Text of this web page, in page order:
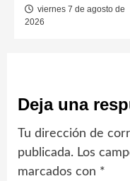
viernes 7 de agosto de
2026
Deja una
Tu dirección de
publicada. Los
marcados con *